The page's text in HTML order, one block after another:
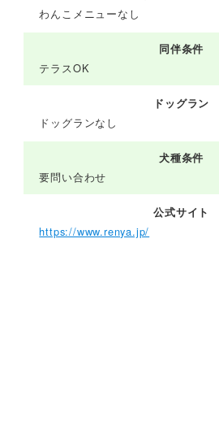
わんこメニューなし
同伴条件
テラスOK
ドッグラン
ドッグランなし
犬種条件
要問い合わせ
公式サイト
https://www.renya.jp/